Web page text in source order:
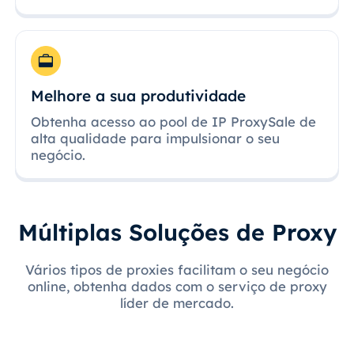
Melhore a sua produtividade
Obtenha acesso ao pool de IP ProxySale de
alta qualidade para impulsionar o seu
negócio.
Múltiplas Soluções de Proxy
Vários tipos de proxies facilitam o seu negócio
online, obtenha dados com o serviço de proxy
líder de mercado.